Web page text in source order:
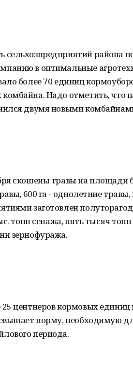
сельхозпредприятий района
в оптимальные
более 70 единиц
Надо отметить, что
двумя новыми
скошены травы на площади
600 га - однолетние травы,
заготовлен
тонн сенажа, пять тысяч
зернофуража.
центнеров кормовых
норму, необходимую
периода.